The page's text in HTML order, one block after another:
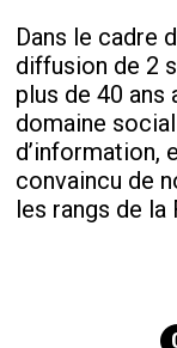
Dans le cadre
diffusion de 2
plus de 40 ans
domaine
d’information,
convaincu de
les rangs de la